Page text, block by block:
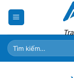
Tìm
kiếm: